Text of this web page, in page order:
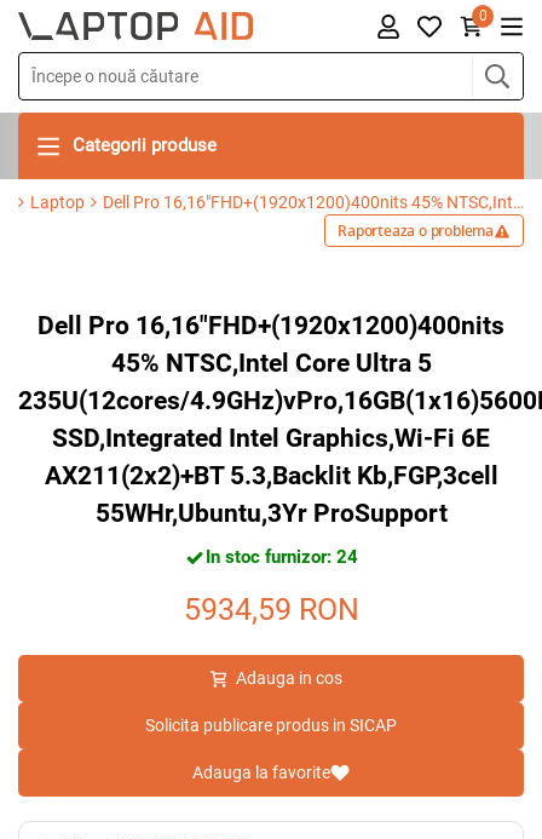
0
Categorii produse
Laptop Dell Pro 16,16"FHD+(1920x1200)400nits 45% NTSC,Intel Core Ultra 5 235U(12cores/4.9GHz)vPro,16GB(1x16)5600MT/s,512GB SSD,Integrated Intel Graphics,Wi-Fi 6E AX211(2x2)+BT 5.3,Backlit Kb,FGP,3cell 55WHr,Ubuntu,3Yr ProSupport
Raporteaza o problema
Dell Pro 16,16"FHD+(1920x1200)400nits
45% NTSC,Intel Core Ultra 5
235U(12cores/
SSD,Integrated Intel Graphics,Wi-Fi 6E
AX211(2x2)+BT 5.3,Backlit Kb,FGP,3cell
55WHr,Ubuntu,3Yr ProSupport
In stoc furnizor: 24
5934,59 RON
Adauga in cos
Solicita publicare produs in SICAP
Adauga la favorite